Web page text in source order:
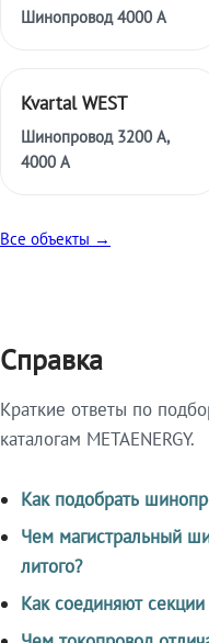
Шинопровод 4000 А
Kvartal WEST
Шинопровод 3200 А,
4000 А
Все объекты →
Справка
Краткие ответы по
каталогам METAENERGY.
Как подобрать
Чем магистральный
литого?
Как соединяют